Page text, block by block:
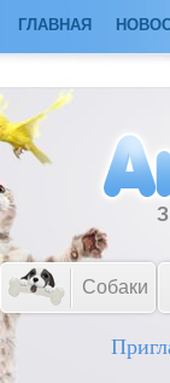
ГЛАВНАЯ
Собаки